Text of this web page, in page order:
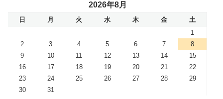
2026年8月
日 月 火 水 木 金
土
1
2
3 4 5 6 7
8
9
10 11 12 13 14
15
16
17 18 19 20 21
22
23
24 25 26 27 28
29
30
31